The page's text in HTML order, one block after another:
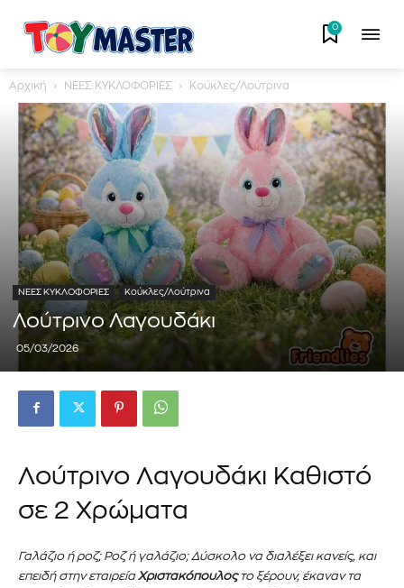
0
Αρχική ΝΕΕΣ ΚΥΚΛΟΦΟΡΙΕΣ Κούκλες/Λούτρινα
ΝΕΕΣ ΚΥΚΛΟΦΟΡΙΕΣ Κούκλες/Λούτρινα
Λούτρινο Λαγουδάκι
05/03/2026
Λούτρινο Λαγουδάκι Καθιστό
σε 2 Χρώματα
Γαλάζιο ή ροζ; Ροζ ή γαλάζιο; Δύσκολο να διαλέξει κανείς, και
επειδή στην εταιρεία Χριστακόπουλοςτο ξέρουν, έκαναν τα